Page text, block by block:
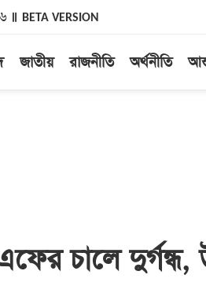
BETA VERSION
জাতীয় রাজনীতি অর্থনীতি
চালে